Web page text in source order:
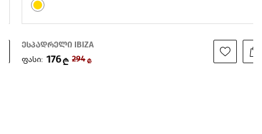
ესპადრელი IBIZA
ფასი: 176₾ 294 ₾